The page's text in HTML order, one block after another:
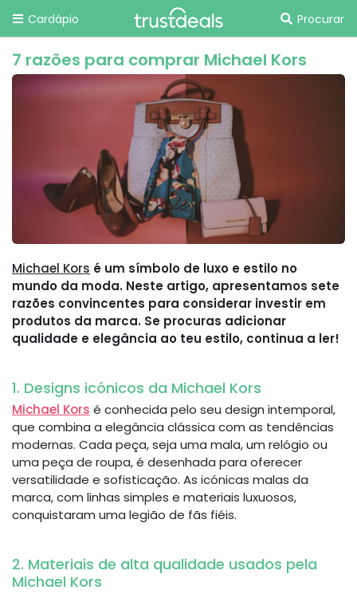
Cardápio Procurar
7 razões para comprar Michael Kors
Michael Kors é um símbolo de luxo e estilo no
mundo da moda. Neste artigo, apresentamos sete
razões convincentes para considerar investir em
produtos da marca. Se procuras adicionar
qualidade e elegância ao teu estilo, continua a ler!
1. Designs icónicos da Michael Kors
Michael Kors é conhecida pelo seu design intemporal,
que combina a elegância clássica com as tendências
modernas. Cada peça, seja uma mala, um relógio ou
uma peça de roupa, é desenhada para oferecer
versatilidade e sofisticação. As icónicas malas da
marca, com linhas simples e materiais luxuosos,
conquistaram uma legião de fãs fiéis.
2. Materiais de alta qualidade usados pela
Michael Kors